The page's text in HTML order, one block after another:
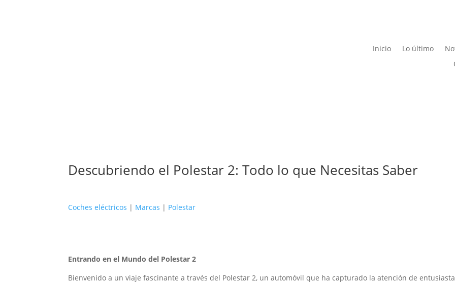
Inicio Lo último
Descubriendo el Polestar 2: Todo lo que Necesitas Saber
Coches eléctricos | Marcas | Polestar
Entrando en el Mundo del Polestar 2
Bienvenido a un viaje fascinante a través del Polestar 2, un automóvil que ha capturado la atención de